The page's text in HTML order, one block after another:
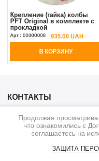
Крепление (гайка) колбы
PFT Original в комплекте с
прокладкой
Арт.: 00000008 935.00 UAH
В КОРЗИНУ
КОНТАКТЫ
КАТЕГОРИИ
ИНФОРМАЦИЯ
Продолжая
что ознакомились с
соглашаетесь на
ЗАЩИТА